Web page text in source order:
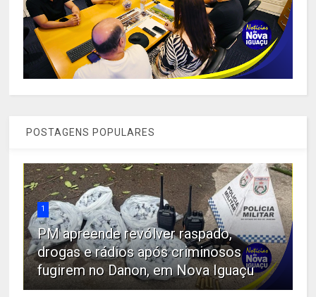
POSTAGENS POPULARES
1
PM apreende revólver raspado,
drogas e rádios após criminosos
fugirem no Danon, em Nova Iguaçu